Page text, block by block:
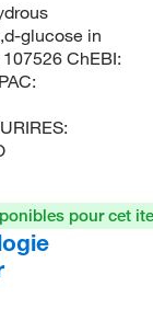
glucose in
ChEBI:
pour cet